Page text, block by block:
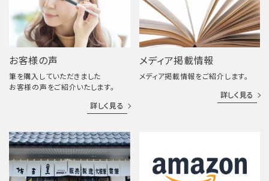
お客様の声
筆を購入していただきました
お客様の声をご紹介いたします。
詳しく見る
メディア掲載情報
メディア掲載情報をご紹介します。
詳しく見る